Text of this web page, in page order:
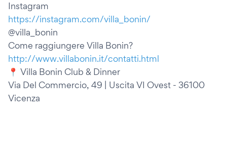
Instagram
https://instagram.com/villa_bonin/
@villa_bonin
Come raggiungere Villa Bonin?
http://www.villabonin.it/contatti.html
📍 Villa Bonin Club & Dinner
Via Del Commercio, 49 | Uscita VI Ovest - 36100
Vicenza